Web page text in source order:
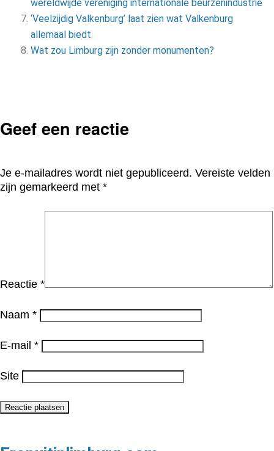
wereldwijde vereniging internationale beurzenindustrie
‘Veelzijdig Valkenburg’ laat zien wat Valkenburg
allemaal biedt
Wat zou Limburg zijn zonder monumenten?
Geef een reactie
Je e-mailadres wordt niet gepubliceerd. Vereiste velden
zijn gemarkeerd met *
Reactie *
Naam *
E-mail *
Site